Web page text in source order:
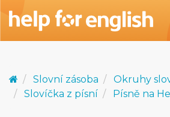
Slovní zásoba
Okruhy
Slovíčka z písní
Písně na